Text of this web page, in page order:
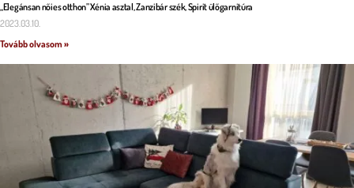
„Elegánsan nőies otthon” Xénia asztal, Zanzibár szék, Spirit ülőgarnitúra
2023.03.10.
Tovább olvasom »